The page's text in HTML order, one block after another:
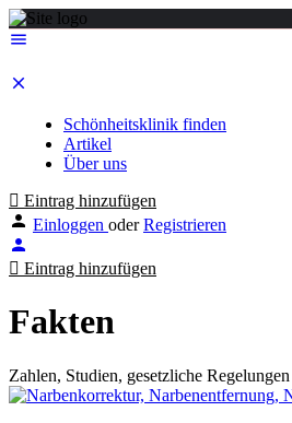
Schönheitsklinik finden
Artikel
Über uns
Eintrag hinzufügen
Einloggen oder Registrieren
Eintrag hinzufügen
Fakten
Zahlen, Studien, gesetzliche